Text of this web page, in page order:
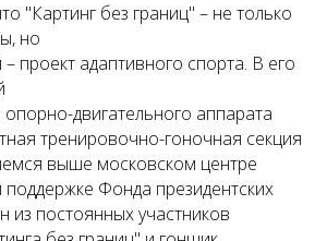
"Картинг без границ" – не только
но
проект адаптивного спорта. В его
двигательного аппарата
тренировочно-гоночная секция
выше московском центре
Фонда президентских
из постоянных участников